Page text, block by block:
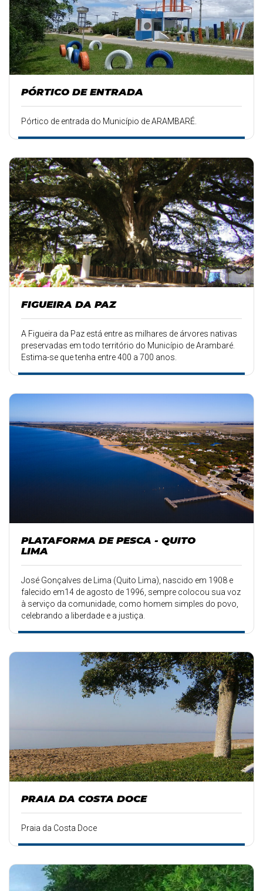
PÓRTICO DE ENTRADA
Pórtico de entrada do Município de ARAMBARÉ.
FIGUEIRA DA PAZ
A Figueira da Paz está entre as milhares de árvores nativas
preservadas em todo território do Município de Arambaré.
Estima-se que tenha entre 400 a 700 anos.
PLATAFORMA DE PESCA - QUITO
LIMA
José Gonçalves de Lima (Quito Lima), nascido em 1908 e
falecido em14 de agosto de 1996, sempre colocou sua voz
à serviço da comunidade, como homem simples do povo,
celebrando a liberdade e a justiça.
PRAIA DA COSTA DOCE
Praia da Costa Doce